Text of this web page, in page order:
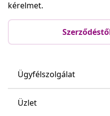
kérelmet.
Ügyfélszolgálat
Üzlet